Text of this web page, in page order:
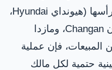
عليها ملايين السائقين يومياً، وعلى رأسها (هيونداي Hyundai،
شيري Chery، هافال Haval، شانجان Changan، ومازدا
حتمية لكل مالك